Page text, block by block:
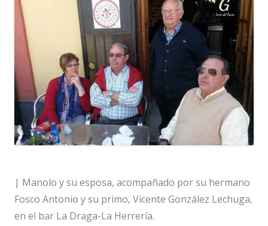
| Manolo y su esposa, acompañado por su hermano
Fosco Antonio y su primo, Vicente González Lechuga,
en el bar La Draga-La Herrería.